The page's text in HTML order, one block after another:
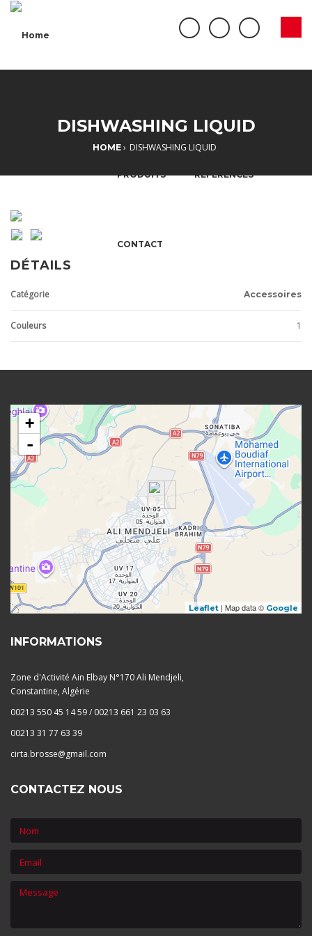
PRODUITS RÉFÉRENCES
CONTACT
DISHWASHING LIQUID
Y
O
HOME› DISHWASHING LIQUID
DÉTAILS
Catégorie Accessoires
Couleurs 1
+
-
Leaflet | Map data © Google
INFORMATIONS
Zone d'Activité Ain Elbay N°170 Ali Mendjeli,
Constantine, Algérie
00213 550 45 14 59 / 00213 661 23 03 63
00213 31 77 63 39
cirta.brosse@gmail.com
CONTACTEZ NOUS